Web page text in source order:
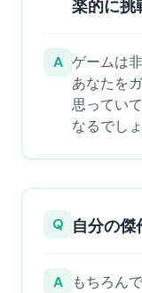
楽的に挑
A ゲームは
あなたを
思ってい
なるでし
Q 自分の傑
A
もちろん